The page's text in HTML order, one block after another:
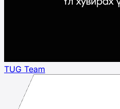
TUG Team